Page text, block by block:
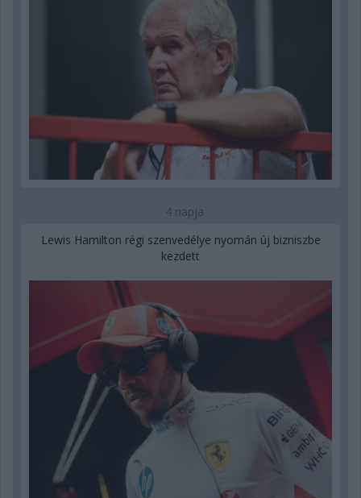
4 napja
Lewis Hamilton régi szenvedélye nyomán új bizniszbe
kezdett